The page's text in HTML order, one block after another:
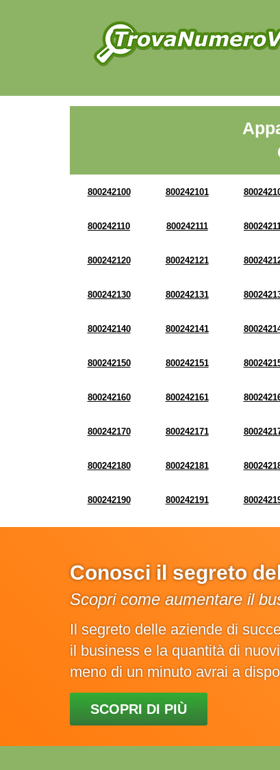
800242100 800242101
800242110 800242111
800242120 800242121
800242130 800242131
800242140 800242141
800242150 800242151
800242160 800242161
800242170 800242171
800242180 800242181
800242190 800242191
Conosci il segreto
Scopri come aumentare il
Il segreto delle aziende di
il business e la quantità di
meno di un minuto avrai a
SCOPRI DI PIÙ